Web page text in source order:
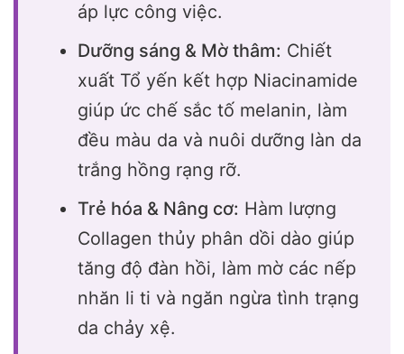
áp lực công việc.
Dưỡng sáng & Mờ thâm: Chiết
xuất Tổ yến kết hợp Niacinamide
giúp ức chế sắc tố melanin, làm
đều màu da và nuôi dưỡng làn da
trắng hồng rạng rỡ.
Trẻ hóa & Nâng cơ: Hàm lượng
Collagen thủy phân dồi dào giúp
tăng độ đàn hồi, làm mờ các nếp
nhăn li ti và ngăn ngừa tình trạng
da chảy xệ.